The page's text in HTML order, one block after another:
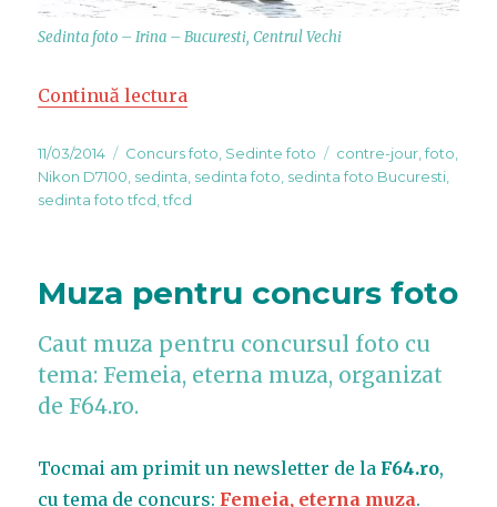
Sedinta foto – Irina – Bucuresti, Centrul Vechi
Continuă lectura
Publicat
pe
11/03/2014 Categorii
Concurs foto Sedinte foto Etichete
contre-jour ,foto
Nikon D7100 sedinta sedinta foto sedinta foto Bucuresti
sedinta foto tfcd ,tfcd
Muza pentru concurs foto
Caut muza pentru concursul foto cu
tema: Femeia, eterna muza, organizat
de F64.ro.
Tocmai am primit un newsletter de la F64.ro,
cu tema de concurs: Femeia, eterna muza.